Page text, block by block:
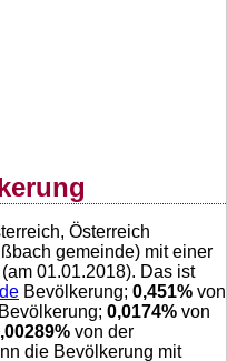
Österreich
gemeinde) mit einer
(am 01.01.2018). Das ist
Bevölkerung; 0,451% von
Bevölkerung; 0,0174% von
% von der
die Bevölkerung mit